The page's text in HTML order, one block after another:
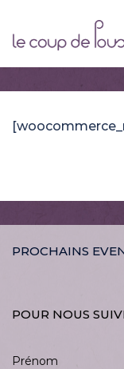
to
content
PROCHAINS
POUR NOUS
Prénom